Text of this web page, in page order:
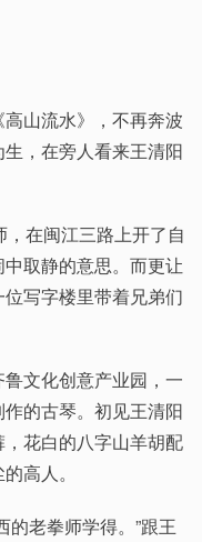
山流水》，不再奔波
，在旁人看来王清阳
在闽江三路上开了自
取静的意思。而更让
写字楼里带着兄弟们
文化创意产业园，一
的古琴。初见王清阳
花白的八字山羊胡配
高人。
的老拳师学得。”跟王